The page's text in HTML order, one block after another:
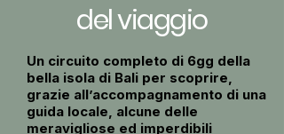
del viaggio
Un circuito completo di 6gg della
bella isola di Bali per scoprire,
grazie all’accompagnamento di una
guida locale, alcune delle
meravigliose ed imperdibili